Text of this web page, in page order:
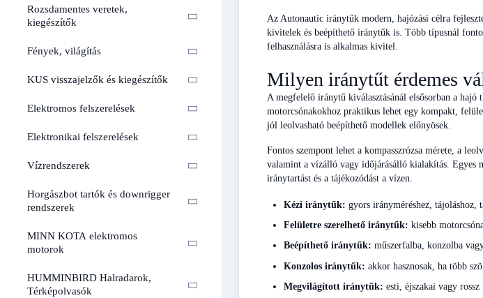
Rozsdamentes veretek,
kiegészítők
Fények, világítás
KUS visszajelzők és kiegészítők
Elektromos felszerelések
Elektronikai felszerelések
Vízrendszerek
Horgászbot tartók és downrigger
rendszerek
MINN KOTA elektromos
motorok
HUMMINBIRD Halradarok,
Térképolvasók
Az Autonautic iránytűk modern, hajózási célra
kivitelek és beépíthető iránytűk is. Több típusnál
felhasználásra is alkalmas kivitel.
Milyen iránytűt érdemes
A megfelelő iránytű kiválasztásánál elsősorban a
motorcsónakokhoz praktikus lehet egy kompakt,
jól leolvasható beépíthető modellek előnyösek.
Fontos szempont lehet a kompasszrózsa mérete, a
valamint a vízálló vagy időjárásálló kialakítás. Egyes
iránytartást és a tájékozódást a vízen.
Kézi iránytűk: gyors irányméréshez, tájoláshoz,
Felületre szerelhető iránytűk: kisebb
Beépíthető iránytűk: műszerfalba, konzolba
Konzolos iránytűk: akkor hasznosak, ha több
Megvilágított iránytűk: esti, éjszakai vagy